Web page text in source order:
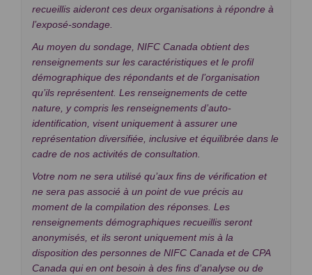
recueillis aideront ces deux organisations à répondre à
l’exposé-sondage.
Au moyen du sondage, NIFC Canada obtient des
renseignements sur les caractéristiques et le profil
démographique des répondants et de l’organisation
qu’ils représentent. Les renseignements de cette
nature, y compris les renseignements d’auto-
identification, visent uniquement à assurer une
représentation diversifiée, inclusive et équilibrée dans le
cadre de nos activités de consultation.
Votre nom ne sera utilisé qu’aux fins de vérification et
ne sera pas associé à un point de vue précis au
moment de la compilation des réponses. Les
renseignements démographiques recueillis seront
anonymisés, et ils seront uniquement mis à la
disposition des personnes de NIFC Canada et de CPA
Canada qui en ont besoin à des fins d’analyse ou de